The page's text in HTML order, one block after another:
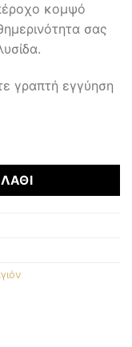
κομψό
σας
γραπτή εγγύηση